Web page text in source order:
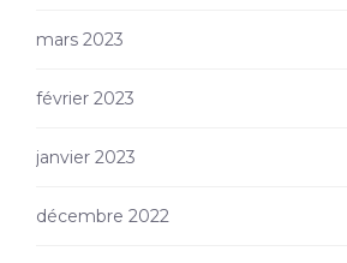
mars 2023
février 2023
janvier 2023
décembre 2022